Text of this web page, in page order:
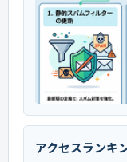
アクセスランキ